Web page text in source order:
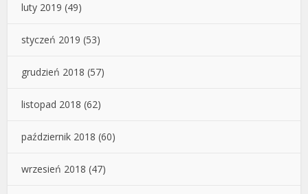
luty 2019 (49)
styczeń 2019 (53)
grudzień 2018 (57)
listopad 2018 (62)
październik 2018 (60)
wrzesień 2018 (47)